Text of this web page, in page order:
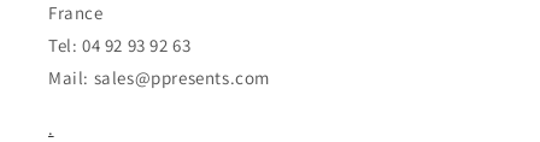
France
Tel: 04 92 93 92 63
Mail: sales@ppresents.com
.